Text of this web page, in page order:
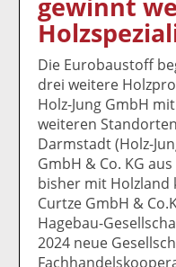
Die Eurobaustoff
drei weitere
Holz-Jung GmbH
weiteren
Darmstadt (Holz-
GmbH & Co. KG
bisher mit Holzland
Curtze GmbH &
Hagebau-
2024 neue